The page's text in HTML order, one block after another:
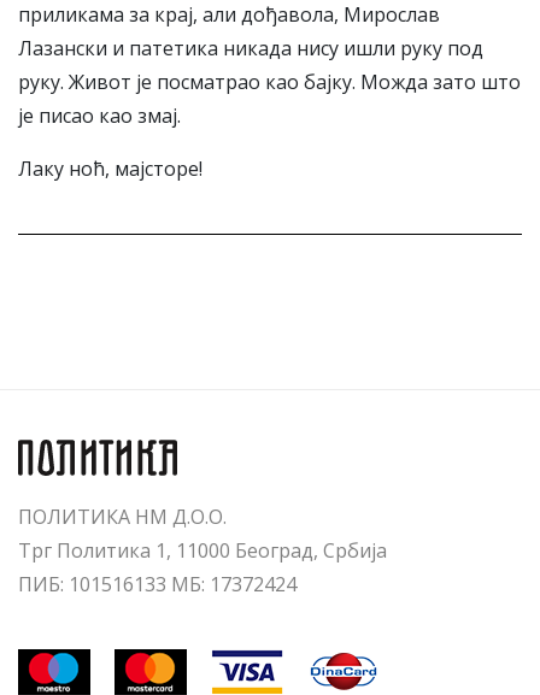
приликама за крај, али дођавола, Мирослав
Лазански и патетика никада нису ишли руку под
руку. Живот је посматрао као бајку. Можда зато што
је писао као змај.
Лаку ноћ, мајсторе!
ПОЛИТИКА НМ Д.О.О.
Трг Политика 1, 11000 Београд, Србија
ПИБ: 101516133 МБ: 17372424